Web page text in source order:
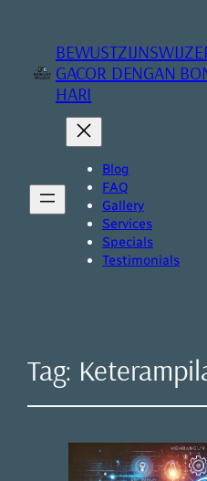
GACOR DENGAN
HARI
Blog
FAQ
Gallery
Services
Specials
Testimonials
Tag: